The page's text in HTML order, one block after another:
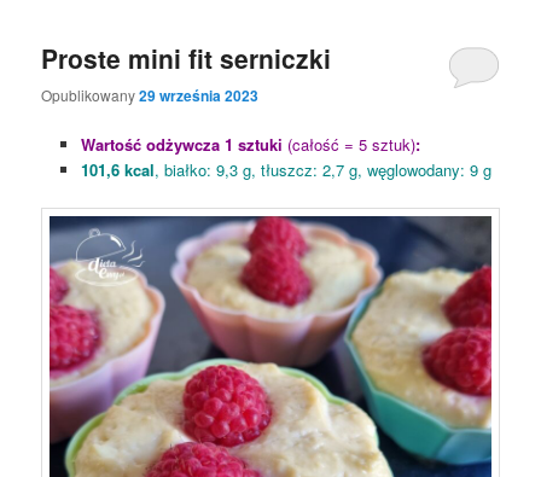
Proste mini fit serniczki
Opublikowany29 września 2023
Wartość odżywcza 1 sztuki (całość = 5 sztuk):
101,6 kcal, białko: 9,3 g, tłuszcz: 2,7 g, węglowodany: 9 g